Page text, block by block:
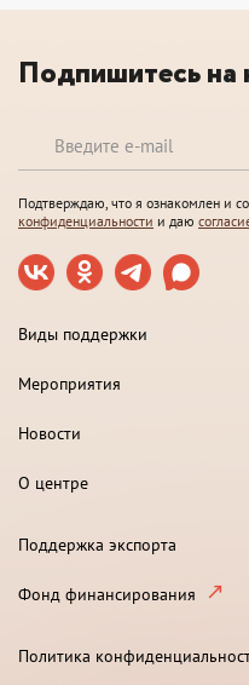
Подпишитесь на
Подтверждаю, что я ознакомлен и
конфиденциальности и даю
Виды поддержки
Мероприятия
Новости
О центре
Поддержка экспорта
Фонд финансирования
Политика